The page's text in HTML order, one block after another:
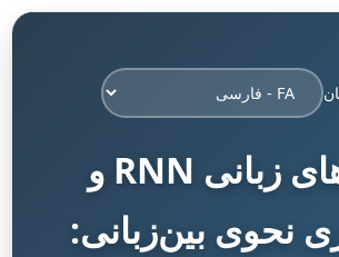
مدل‌های زبانی RNN و
نحوی بین‌زبانی: